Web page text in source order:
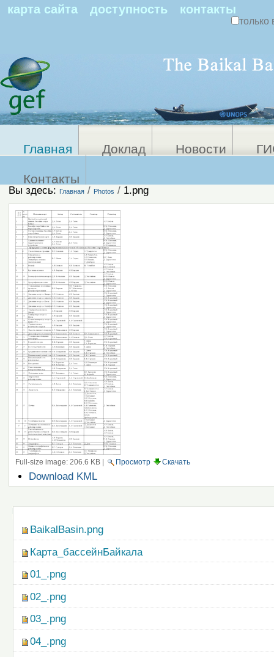
карта сайта доступность контакты
только
Главная Доклад Новости
Контакты
Вы здесь: Главная / Photos / 1.png
Full-size image: 206.6 KB| Просмотр Скачать
Операции
с
Download KML
BaikalBasin.png
Карта_бассейнБайкала
01_.png
02_.png
03_.png
04_.png